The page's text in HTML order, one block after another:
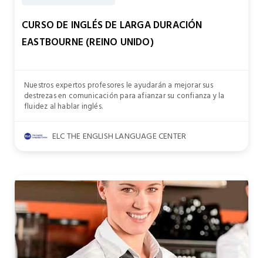
CURSO DE INGLÉS DE LARGA DURACIÓN
EASTBOURNE (REINO UNIDO)
Nuestros expertos profesores le ayudarán a mejorar sus
destrezas en comunicación para afianzar su confianza y la
fluidez al hablar inglés.
ELC THE ENGLISH LANGUAGE CENTER